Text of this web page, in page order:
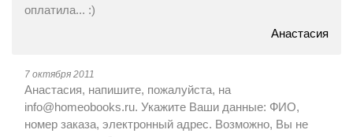
оплатила... :)
Анастасия
7 октября 2011
Анастасия, напишите, пожалуйста, на
info@homeobooks.ru. Укажите Ваши данные: ФИО,
номер заказа, электронный адрес. Возможно, Вы не